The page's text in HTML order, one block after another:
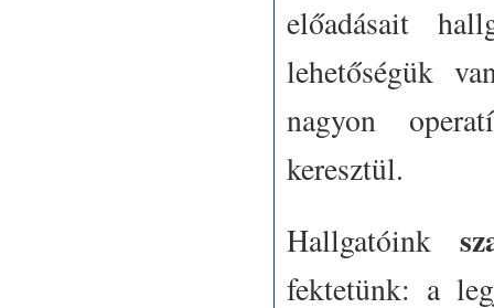
előadásait
lehetőségük
nagyon
keresztül.
Hallgatóink
fektetünk: a